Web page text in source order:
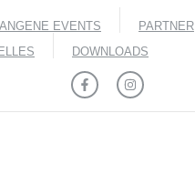
EVENTS
PARTNER
DOWNLOADS